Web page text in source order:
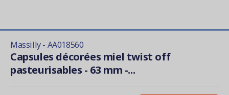
Massilly - AA018560
Capsules décorées miel twist off
pasteurisables - 63 mm -...